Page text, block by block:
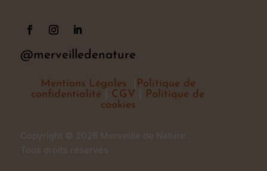
@merveilledenature
Mentions Légales
Politique de
confidentialité
CGV
Politique de
cookies
Copyright © 2026 Merveille de Nature .
Tous droits réservés